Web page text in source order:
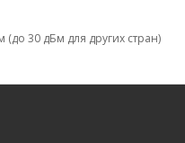
(до 30 дБм для других стран)